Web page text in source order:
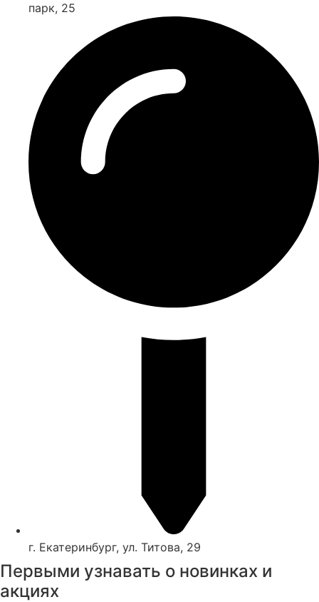
парк, 25
г. Екатеринбург, ул. Титова, 29
Первыми узнавать о новинках и
акциях